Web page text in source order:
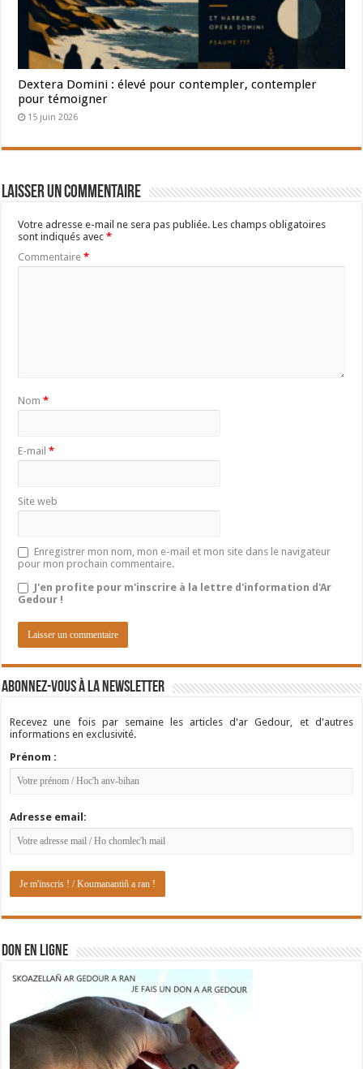
Dextera Domini : élevé pour contempler, contempler
pour témoigner
15 juin 2026
Laisser un commentaire
Votre adresse e-mail ne sera pas publiée. Les champs obligatoires
sont indiqués avec*
Commentaire*
Nom*
E-mail*
Site web
Enregistrer mon nom, mon e-mail et mon site dans le navigateur
pour mon prochain commentaire.
J'en profite pour m'inscrire à la lettre d'information d'Ar
Gedour !
Abonnez-vous à la newsletter
Recevez une fois par semaine les articles d'ar Gedour, et d'autres
informations en exclusivité.
Prénom :
Adresse email:
DON EN LIGNE